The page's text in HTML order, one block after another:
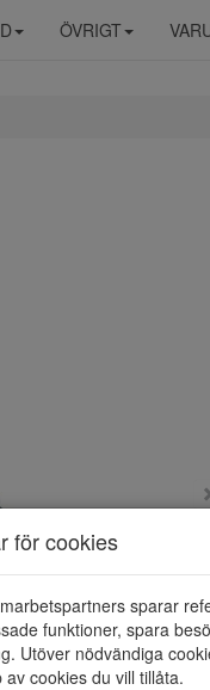
ÖVRIGT
för cookies
sparar
funktioner, spara
Utöver nödvändiga
av cookies du vill tillåta.